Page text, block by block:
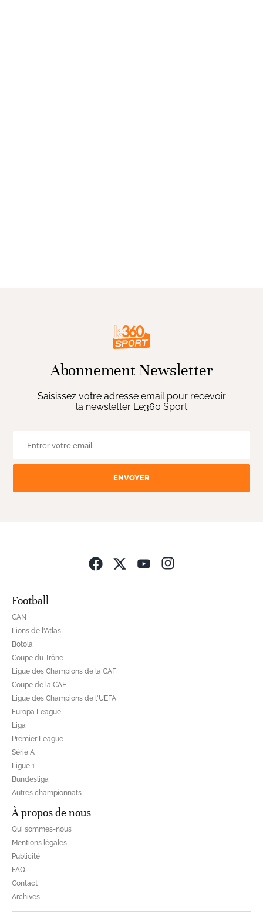
Abonnement Newsletter
Saisissez votre adresse email pour recevoir
la newsletter Le360 Sport
ENVOYER
Football
CAN
Lions de l'Atlas
Botola
Coupe du Trône
Ligue des Champions de la CAF
Coupe de la CAF
Ligue des Champions de l'UEFA
Europa League
Liga
Premier League
Série A
Ligue 1
Bundesliga
Autres championnats
À propos de nous
Qui sommes-nous
Mentions légales
Publicité
FAQ
Contact
Archives